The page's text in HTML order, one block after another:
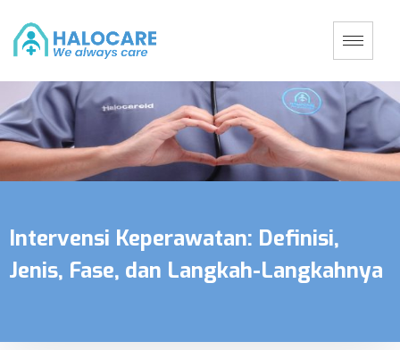
Intervensi Keperawatan: Definisi,
Jenis, Fase, dan Langkah-Langkahnya